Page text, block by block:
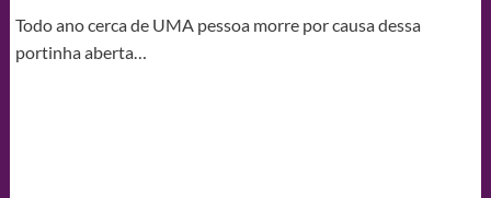
Todo ano cerca de UMA pessoa morre por causa dessa
portinha aberta…